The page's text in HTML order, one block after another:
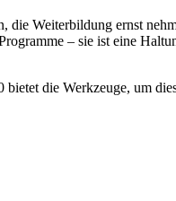
Weiterbildung ernst
– sie ist eine
die Werkzeuge, um